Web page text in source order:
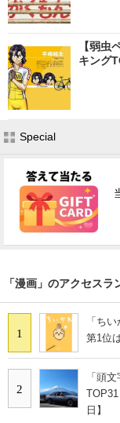
【弱虫
キング
Special
「漫画」のアクセスラ
1
「ち
第1位
2
「頭
日】